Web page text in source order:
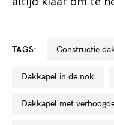
TAGS: constructie
dakkapel in de nok
dakkapel met